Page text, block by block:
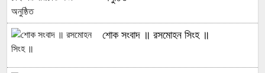
শোক সংবাদ ॥ রসমোহন সিংহ ॥